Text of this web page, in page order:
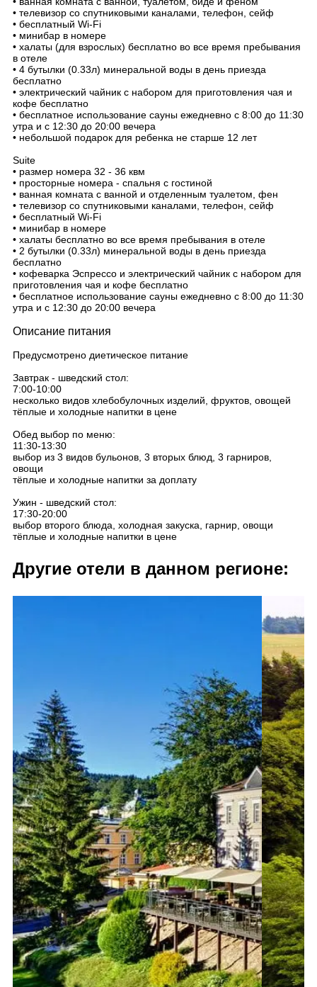
• телевизор со спутниковыми каналами, телефон, сейф
• бесплатный Wi-Fi
• минибар в номере
• халаты (для взрослых) бесплатно во все время пребывания
в отеле
• 4 бутылки (0.33л) минеральной воды в день приезда
бесплатно
• электрический чайник с набором для приготовления чая и
кофе бесплатно
• бесплатное использование сауны ежедневно с 8:00 до 11:30
утра и с 12:30 до 20:00 вечера
• небольшой подарок для ребенка не старше 12 лет
Suite
• размер номера 32 - 36 квм
• просторные номера - спальня с гостиной
• ванная комната с ванной и отделенным туалетом, фен
• телевизор со спутниковыми каналами, телефон, сейф
• бесплатный Wi-Fi
• минибар в номере
• халаты бесплатно во все время пребывания в отеле
• 2 бутылки (0.33л) минеральной воды в день приезда
бесплатно
• кофеварка Эспрессо и электрический чайник с набором для
приготовления чая и кофе бесплатно
• бесплатное использование сауны ежедневно с 8:00 до 11:30
утра и с 12:30 до 20:00 вечера
Описание питания
Предусмотрено диетическое питание
Завтрак - шведский стол:
7:00-10:00
несколько видов хлебобулочных изделий, фруктов, овощей
тёплые и холодные напитки в цене
Обед выбор по меню:
11:30-13:30
выбор из 3 видов бульонов, 3 вторых блюд, 3 гарниров,
овощи
тёплые и холодные напитки за доплату
Ужин - шведский стол:
17:30-20:00
выбор второго блюда, холодная закуска, гарнир, овощи
тёплые и холодные напитки в цене
Другие отели в данном регионе: